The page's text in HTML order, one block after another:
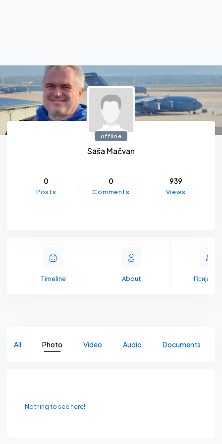
offline
Saša Mačvan
0
Posts
0
Comments
939
Views
Timeline About
All Photo Video Audio Documents
Nothing to see here!